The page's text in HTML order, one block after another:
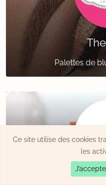
Palettes de
Ce site utilise des cookies
les
J’accepte